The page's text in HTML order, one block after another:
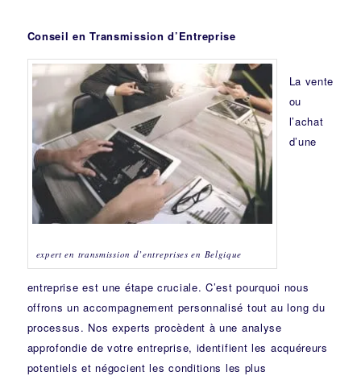
Conseil en Transmission d’Entreprise
expert en transmission d’entreprises en Belgique
La vente
ou
l’achat
d’une
entreprise est une étape cruciale. C’est pourquoi nous
offrons un accompagnement personnalisé tout au long du
processus. Nos experts procèdent à une analyse
approfondie de votre entreprise, identifient les acquéreurs
potentiels et négocient les conditions les plus